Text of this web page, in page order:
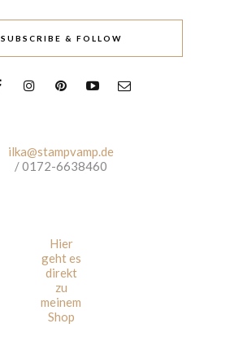
SUBSCRIBE & FOLLOW
ilka@stampvamp.de
/ 0172-6638460
Hier
geht es
direkt
zu
meinem
Shop